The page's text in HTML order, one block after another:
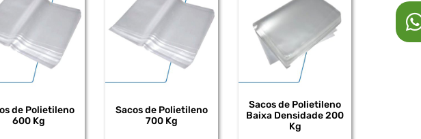
de Polietileno
600 Kg
Sacos de Polietileno
700 Kg
Sacos de Polietileno
Baixa Densidade 200
Kg